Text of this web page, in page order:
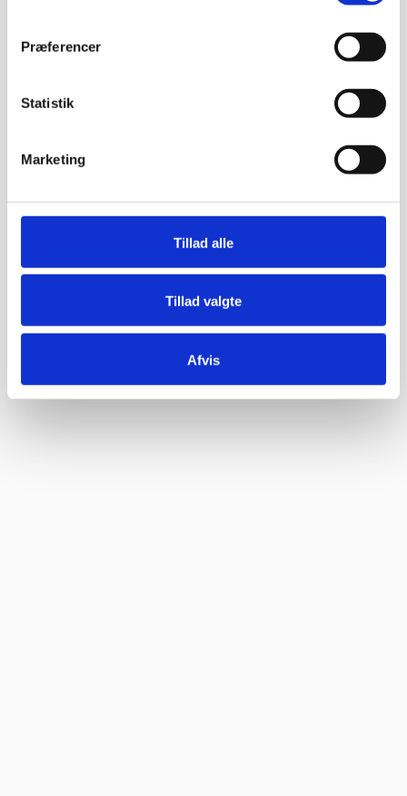
Præferencer
Statistik
Marketing
Tillad alle
Tillad valgte
Afvis